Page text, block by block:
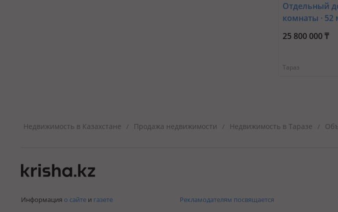
Отдельный
комнаты · 52
Панфилова
Ташкентская
25 800 000 ₸
Тараз
Недвижимость в Казахстане / Продажа недвижимости / Недвижимость в Таразе /
Информация о сайте и газете Рекламодателям посвящается